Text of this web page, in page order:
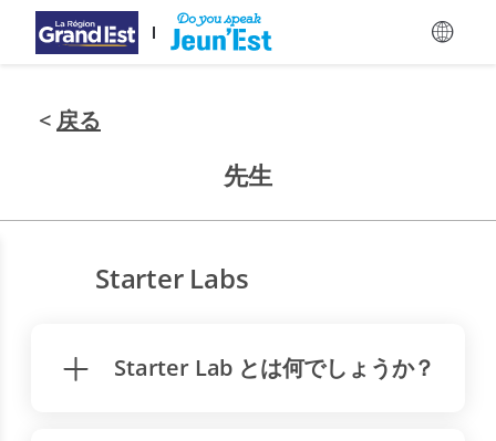
メインコンテンツにスキップ
< 戻る
先生
Starter Labs
Starter Lab とは何でしょうか？